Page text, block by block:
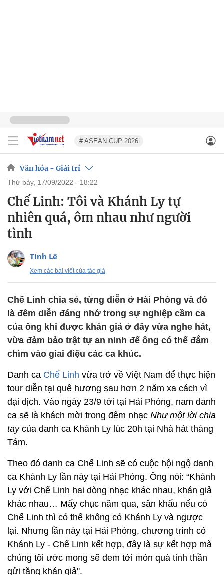
# ASEAN CUP 2026
Văn hóa - Giải trí
thứ bảy, 17/09/2022 - 18:22
Chế Linh: Tôi và Khánh Ly tự
nhiên quá, ôm nhau như người
tình
Tình Lê
Xem các bài viết của tác giả
Chế Linh chia sẻ, từng diễn ở Hài Phòng và đó
là đêm diễn đáng nhớ trong sự nghiệp cầm ca
của ông khi được khán giả ở đây vừa nghe hát,
vừa đảm bảo trật tự an ninh để ông có thể đắm
chìm vào giai điệu các ca khúc.
Danh ca Chế Linh vừa trở về Việt Nam để thực hiện
tour diễn tại quê hương sau hơn 2 năm xa cách vì
đại dịch. Vào ngày 23/9 tới tại Hải Phòng, nam danh
ca sẽ là khách mời trong đêm nhạc Như một lời chia
taycủa danh ca Khánh Ly lúc 20h tại Nhà hát tháng
Tám.
Theo đó danh ca Chế Linh sẽ có cuộc hội ngộ danh
ca Khánh Ly lần này tại Hải Phòng. Ông nói: “Khánh
Ly với Chế Linh hai dòng nhạc khác nhau, khán giả
khác nhau… Mấy chục năm qua, sân khấu nếu có
Chế Linh thì có thể không có Khánh Ly và ngược
lại. Nhưng lần này tại Hải Phòng, chương trình có
Khánh Ly - Chế Linh kết hợp, đây là sự kết hợp mà
chúng tôi ước mong sẽ đem tới món quà tinh thần
gửi tặng khán giả''.